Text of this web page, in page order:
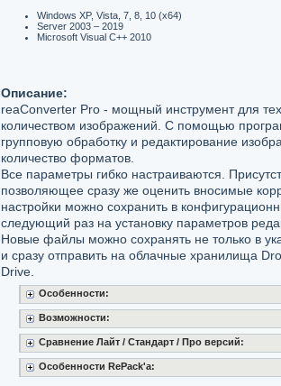
Windows XP, Vista, 7, 8, 10 (x64)
Server 2003 – 2019
Microsoft Visual C++ 2010
Описание:
reaConverter Pro - мощный инструмент для
количеством изображений. C помощью
групповую обработку и редактирование
количество форматов.
Все параметры гибко настраиваются.
позволяющее сразу же оценить вносимые
настройки можно сохранить в
следующий раз на установку параметров
Новые файлы можно сохранять не только в
и сразу отправить на облачные хранилища
Drive.
Особенности:
Возможности:
Сравнение Лайт / Стандарт / Про версий:
Особенности RePack'a: